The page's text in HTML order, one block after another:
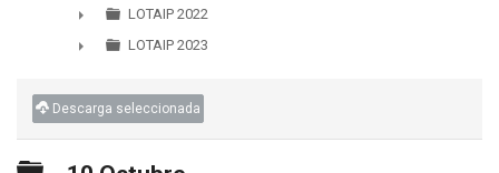
►
LOTAIP 2022
LOTAIP 2023
Descarga seleccionada